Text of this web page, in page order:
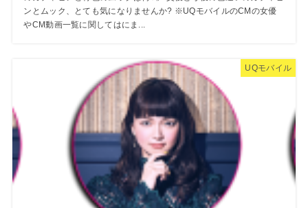
ンとムック、とても気になりませんか? ※UQモバイルのCMの女優
やCM動画一覧に関してはにま...
UQモバイル